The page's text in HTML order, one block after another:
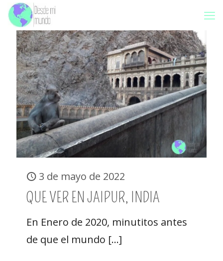
3 de mayo de 2022
QUE VER EN JAIPUR, INDIA
En Enero de 2020, minutitos antes
de que el mundo […]